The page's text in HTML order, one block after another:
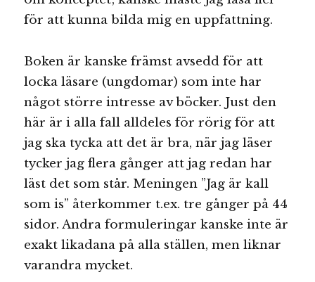
för att kunna bilda mig en uppfattning.
Boken är kanske främst avsedd för att
locka läsare (ungdomar) som inte har
något större intresse av böcker. Just den
här är i alla fall alldeles för rörig för att
jag ska tycka att det är bra, när jag läser
tycker jag flera gånger att jag redan har
läst det som står. Meningen ”Jag är kall
som is” återkommer t.ex. tre gånger på 44
sidor. Andra formuleringar kanske inte är
exakt likadana på alla ställen, men liknar
varandra mycket.